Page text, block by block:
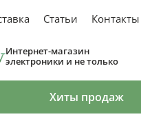
Статьи Контакты
Интернет-магазин
электроники и не только
Хиты продаж